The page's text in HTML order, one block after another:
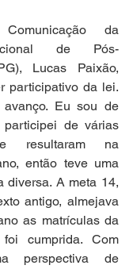
da
de Pós-
Lucas Paixão,
participativo da lei.
Eu sou de
de várias
resultaram na
então teve uma
diversa. A meta 14,
antigo, almejava
as matrículas da
cumprida. Com
perspectiva de